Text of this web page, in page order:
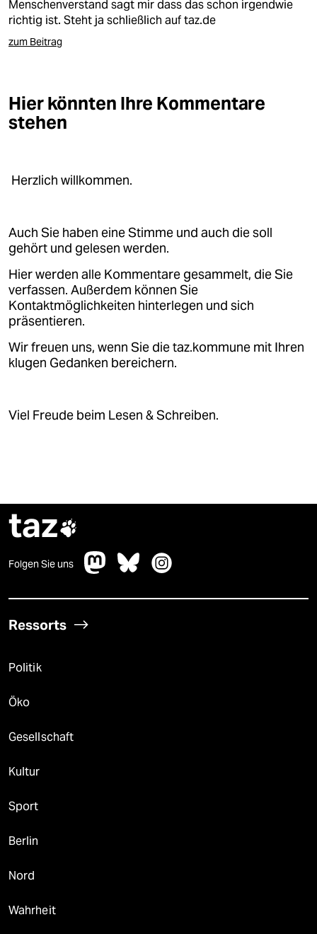
Menschenverstand sagt mir dass das schon irgendwie
richtig ist. Steht ja schließlich auf taz.de
zum Beitrag
Hier könnten Ihre Kommentare
stehen
Herzlich willkommen.
Auch Sie haben eine Stimme und auch die soll
gehört und gelesen werden.
Hier werden alle Kommentare gesammelt, die Sie
verfassen. Außerdem können Sie
Kontaktmöglichkeiten hinterlegen und sich
präsentieren.
Wir freuen uns, wenn Sie die taz.kommune mit Ihren
klugen Gedanken bereichern.
Viel Freude beim Lesen & Schreiben.
taz
Folgen Sie uns
Ressorts
Politik
Öko
Gesellschaft
Kultur
Sport
Berlin
Nord
Wahrheit